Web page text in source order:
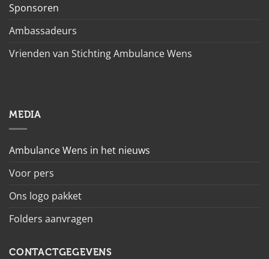
Sponsoren
Ambassadeurs
Vrienden van Stichting Ambulance Wens
MEDIA
Ambulance Wens in het nieuws
Voor pers
Ons logo pakket
Folders aanvragen
CONTACTGEGEVENS